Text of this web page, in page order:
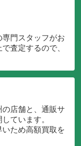
門スタッフがお
査定するので、
店舗と、通販サ
ています。
ため高額買取を